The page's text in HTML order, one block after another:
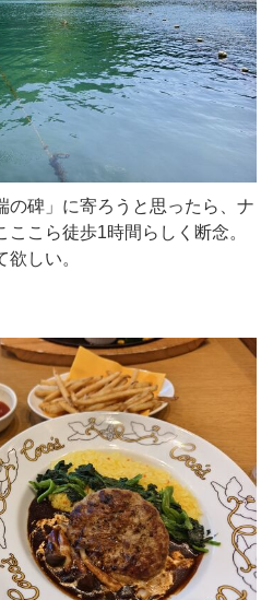
の碑」に寄ろうと思ったら、ナ
こら徒歩1時間らしく断念。
しい。